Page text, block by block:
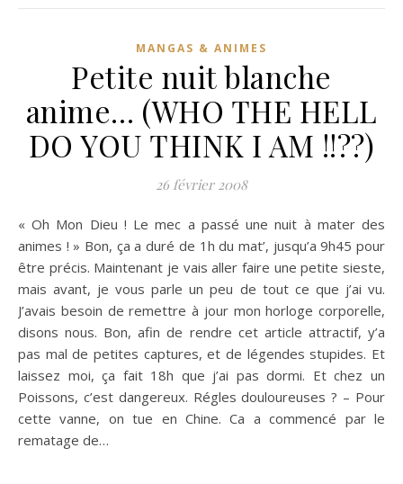
MANGAS & ANIMES
Petite nuit blanche
anime… (WHO THE HELL
DO YOU THINK I AM !!??)
26 février 2008
« Oh Mon Dieu ! Le mec a passé une nuit à mater des
animes ! » Bon, ça a duré de 1h du mat’, jusqu’a 9h45 pour
être précis. Maintenant je vais aller faire une petite sieste,
mais avant, je vous parle un peu de tout ce que j’ai vu.
J’avais besoin de remettre à jour mon horloge corporelle,
disons nous. Bon, afin de rendre cet article attractif, y’a
pas mal de petites captures, et de légendes stupides. Et
laissez moi, ça fait 18h que j’ai pas dormi. Et chez un
Poissons, c’est dangereux. Régles douloureuses ? – Pour
cette vanne, on tue en Chine. Ca a commencé par le
rematage de…